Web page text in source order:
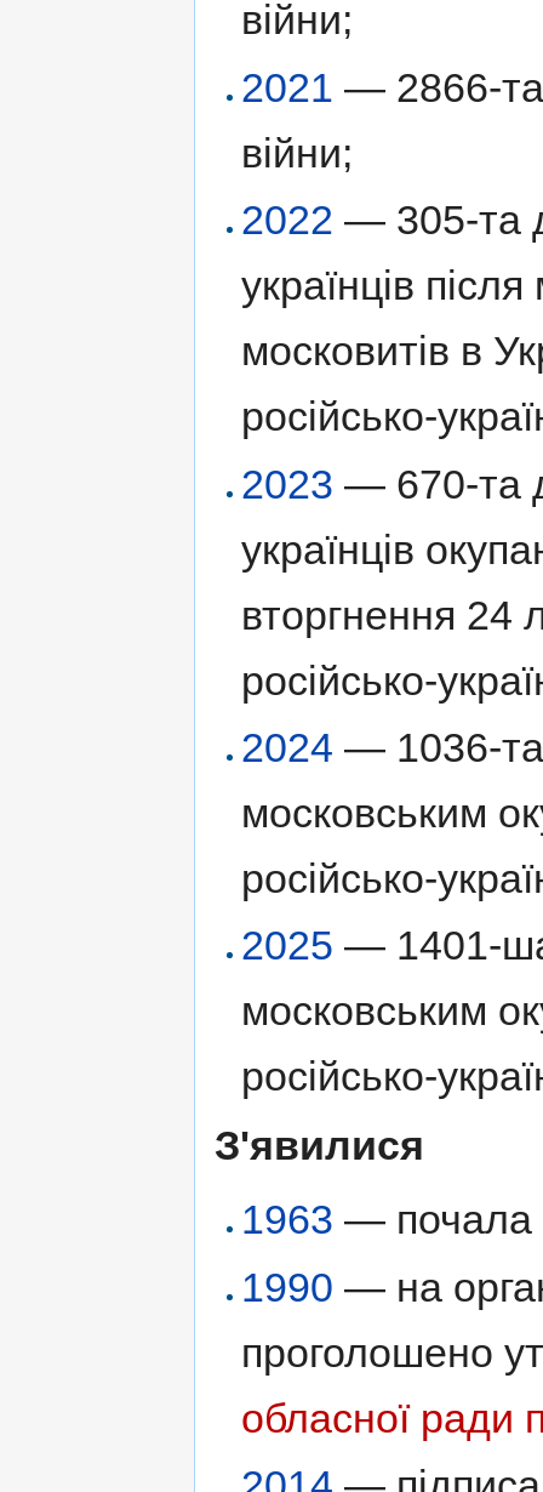
війни;
2021 — 2866-та
війни;
2022 — 305-та
українців
московитів в
російсько-
2023 — 670-та
українців
вторгнення 24
російсько-
2024 — 1036-та
московським
російсько-
2025 — 1401-ша
московським
російсько-
З'явилися
1963 — почала
1990 — на
проголошено
обласної ради